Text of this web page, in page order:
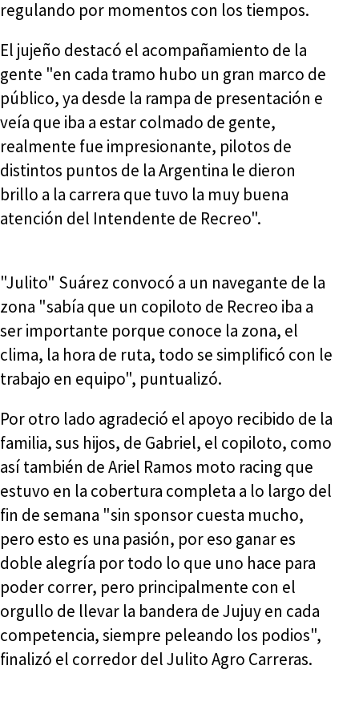
regulando por momentos con los tiempos.
El jujeño destacó el acompañamiento de la
gente "en cada tramo hubo un gran marco de
público, ya desde la rampa de presentación e
veía que iba a estar colmado de gente,
realmente fue impresionante, pilotos de
distintos puntos de la Argentina le dieron
brillo a la carrera que tuvo la muy buena
atención del Intendente de Recreo".
"Julito" Suárez convocó a un navegante de la
zona "sabía que un copiloto de Recreo iba a
ser importante porque conoce la zona, el
clima, la hora de ruta, todo se simplificó con le
trabajo en equipo", puntualizó.
Por otro lado agradeció el apoyo recibido de la
familia, sus hijos, de Gabriel, el copiloto, como
así también de Ariel Ramos moto racing que
estuvo en la cobertura completa a lo largo del
fin de semana "sin sponsor cuesta mucho,
pero esto es una pasión, por eso ganar es
doble alegría por todo lo que uno hace para
poder correr, pero principalmente con el
orgullo de llevar la bandera de Jujuy en cada
competencia, siempre peleando los podios",
finalizó el corredor del Julito Agro Carreras.